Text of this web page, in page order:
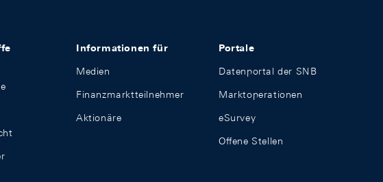
Informationen für
Medien
Finanzmarktteilnehmer
Aktionäre
Portale
Datenportal der SNB
Marktoperationen
eSurvey
Offene Stellen